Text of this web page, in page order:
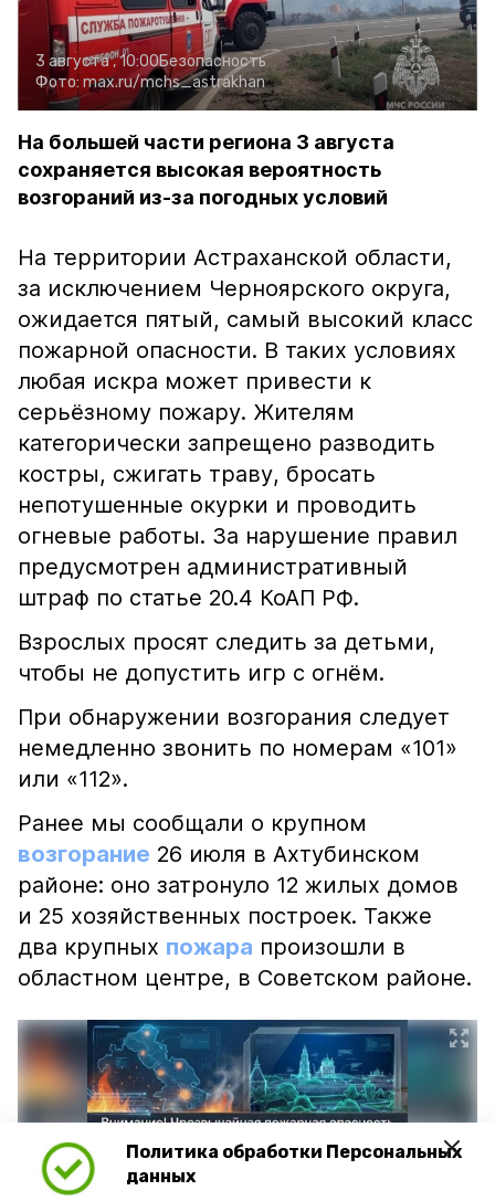
Политика обработки Персональных
данных
3 августа , 10:00Безопасность
Фото: max.ru/mchs_astrakhan
На большей части региона 3 августа
сохраняется высокая вероятность
возгораний из-за погодных условий
На территории Астраханской области,
за исключением Черноярского округа,
ожидается пятый, самый высокий класс
пожарной опасности. В таких условиях
любая искра может привести к
серьёзному пожару. Жителям
категорически запрещено разводить
костры, сжигать траву, бросать
непотушенные окурки и проводить
огневые работы. За нарушение правил
предусмотрен административный
штраф по статье 20.4 КоАП РФ.
Взрослых просят следить за детьми,
чтобы не допустить игр с огнём.
При обнаружении возгорания следует
немедленно звонить по номерам «101»
или «112».
Ранее мы сообщали о крупном
возгорание 26 июля в Ахтубинском
районе: оно затронуло 12 жилых домов
и 25 хозяйственных построек. Также
два крупных пожара произошли в
областном центре, в Советском районе.